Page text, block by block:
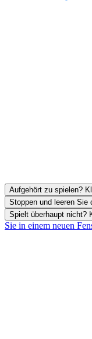
Aufgehört zu spielen?
Stoppen und leeren Sie
Spielt überhaupt nicht?
Sie in einem neuen